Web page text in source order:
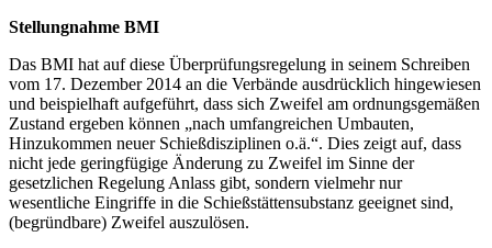
Stellungnahme BMI
Das BMI hat auf diese Überprüfungsregelung in seinem Schreiben
vom 17. Dezember 2014 an die Verbände ausdrücklich hingewiesen
und beispielhaft aufgeführt, dass sich Zweifel am ordnungsgemäßen
Zustand ergeben können „nach umfangreichen Umbauten,
Hinzukommen neuer Schießdisziplinen o.ä.“. Dies zeigt auf, dass
nicht jede geringfügige Änderung zu Zweifel im Sinne der
gesetzlichen Regelung Anlass gibt, sondern vielmehr nur
wesentliche Eingriffe in die Schießstättensubstanz geeignet sind,
(begründbare) Zweifel auszulösen.